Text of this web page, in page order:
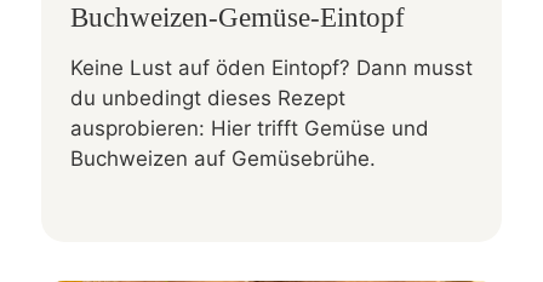
Buchweizen-Gemüse-Eintopf
Keine Lust auf öden Eintopf? Dann musst
du unbedingt dieses Rezept
ausprobieren: Hier trifft Gemüse und
Buchweizen auf Gemüsebrühe.